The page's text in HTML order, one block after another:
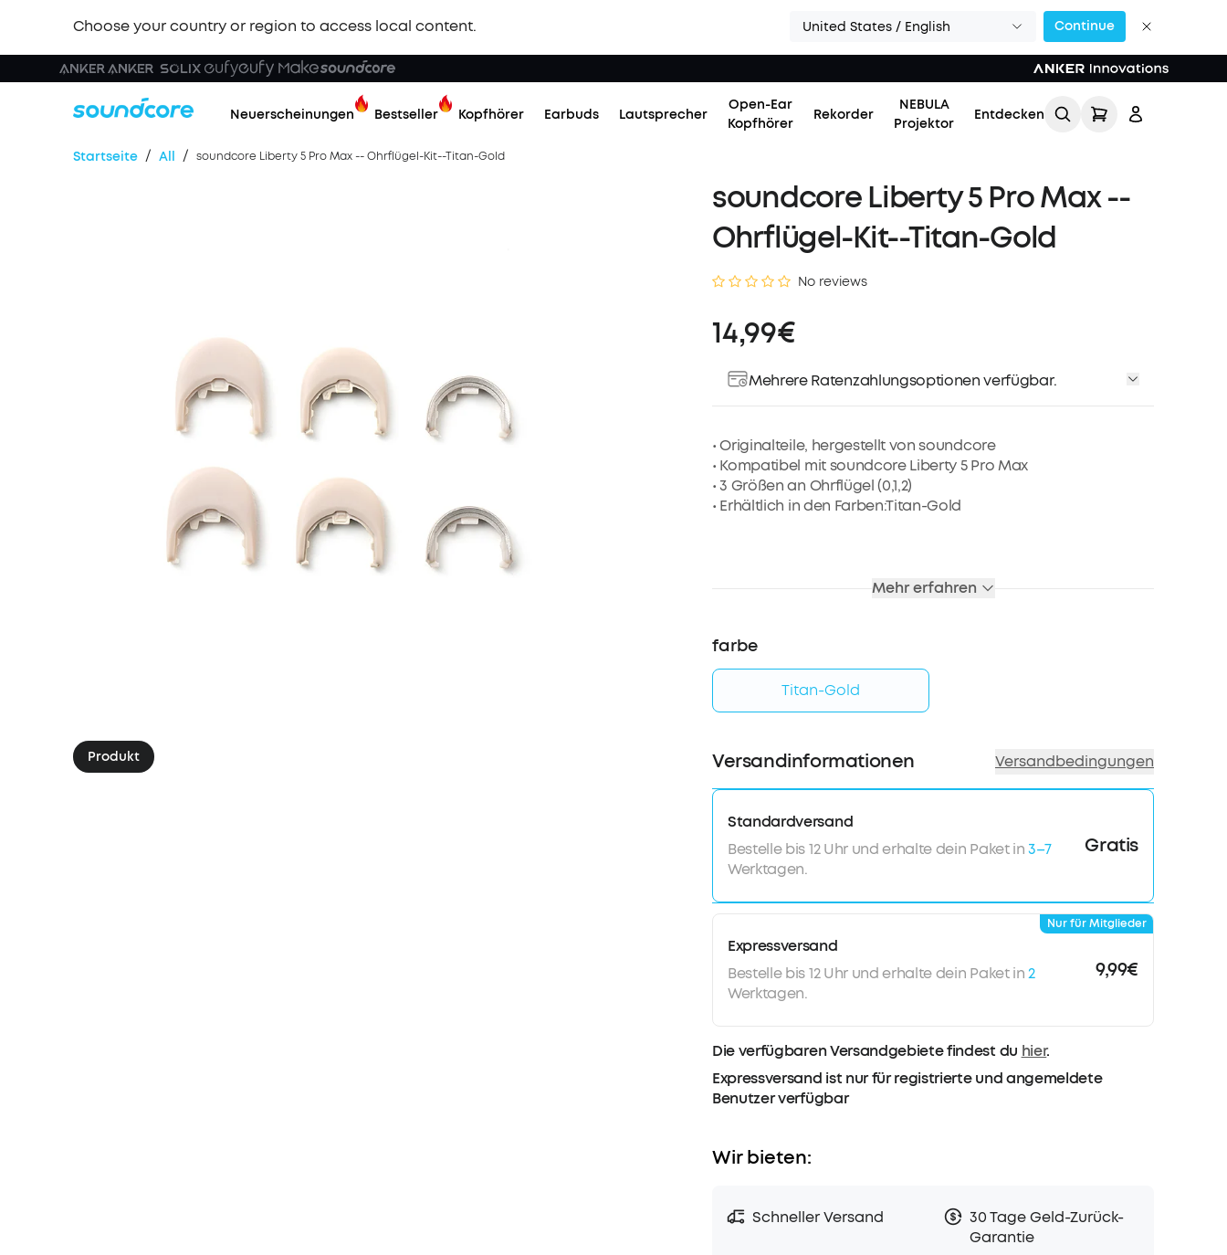
Choose your country or region to access local content. United States / English Continue
Neuerscheinungen Bestseller Kopfhörer Earbuds Lautsprecher
Open-Ear
Kopfhörer
Rekorder
NEBULA
Projektor
Entdecken
Lade Freunde ein & erhalte
Startseite / All / soundcore Liberty 5 Pro Max -- Ohrflügel-Kit--Titan-Gold
Produkt
soundcore Liberty 5 Pro Max --
Ohrflügel-Kit--Titan-Gold
No reviews
14,99€
Mehrere Ratenzahlungsoptionen verfügbar.
• Originalteile, hergestellt von soundcore
• Kompatibel mit soundcore Liberty 5 Pro Max
• 3 Größen an Ohrflügel (0,1,2)
• Erhältlich in den Farben:Titan-Gold
Mehr erfahren
farbe
Titan-Gold
Versandinformationen Versandbedingungen
Standardversand
Bestelle bis 12 Uhr und erhalte dein Paket in3–7
Werktagen.
Gratis
Expressversand
Bestelle bis 12 Uhr und erhalte dein Paket in2
Werktagen.
9,99€
Nur für Mitglieder
Die verfügbaren Versandgebiete findest du hier.
Expressversand ist nur für registrierte und angemeldete
Benutzer verfügbar
Wir bieten:
Schneller Versand
30 Tage Geld-Zurück-
Garantie